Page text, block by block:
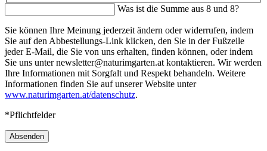
Was ist die Summe aus 8 und 8?
Sie können Ihre Meinung jederzeit ändern oder widerrufen, indem
Sie auf den Abbestellungs-Link klicken, den Sie in der Fußzeile
jeder E-Mail, die Sie von uns erhalten, finden können, oder indem
Sie uns unter newsletter@naturimgarten.at kontaktieren. Wir werden
Ihre Informationen mit Sorgfalt und Respekt behandeln. Weitere
Informationen finden Sie auf unserer Website unter
www.naturimgarten.at/datenschutz.
*Pflichtfelder
Absenden